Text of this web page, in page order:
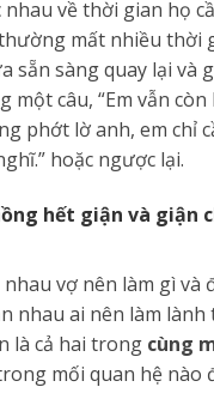
về thời gian họ
mất nhiều thời
sẵn sàng quay lại và
một câu, “Em vẫn còn
phớt lờ anh, em chỉ
hoặc ngược lại.
hết giận và giận
nhau vợ nên làm gì và
nhau ai nên làm lành
là cả hai trong cùng
mối quan hệ nào